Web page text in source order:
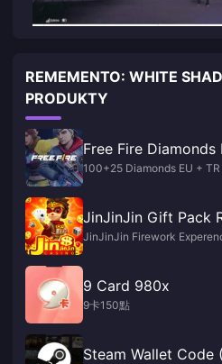
REMEMENTO: WHITE
PRODUKTY
Free Fire Diamonds
100+25 Diamonds EU + TR
JinJinJin Gift Pack
JinJinJin Firework
9 Card 980x
9卡150點
Steam Wallet Code